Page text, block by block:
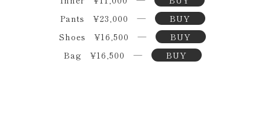
Pants ¥23,000 ―
BUY
Shoes ¥16,500 ―
BUY
Bag ¥16,500 ―
BUY